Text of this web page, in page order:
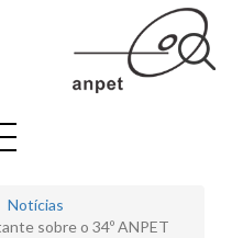
Notícias
sobre o 34º ANPET